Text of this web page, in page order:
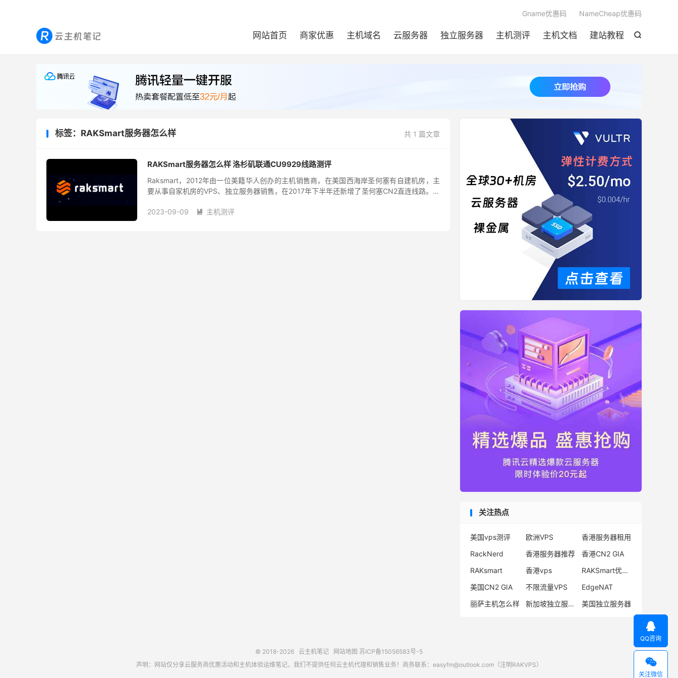

网站首页 商家优惠 主机域名 云服务器 独立服务器 主机测评 主机文档 建站教程
Gname优惠码 NameCheap优惠码
共 1 篇文章
标签：RAKSmart服务器怎么样
RAKSmart服务器怎么样 洛杉矶联通CU9929线路测评
Raksmart，2012年由一位美籍华人创办的主机销售商，在美国西海岸圣何塞有自建机房，主
要从事自家机房的VPS、独立服务器销售，在2017年下半年还新增了圣何塞CN2直连线路。目
2023-09-09
 主机测评
关注热点
美国vps测评 欧洲VPS
香港服务器租用
RackNerd
香港服务器推荐
香港CN2 GIA
RAKsmart
香港vps
RAKSmart优惠码
美国CN2 GIA
不限流量VPS
EdgeNAT
丽萨主机怎么样
新加坡独立服务器 美国独立服务器
© 2018-2026 云主机笔记 网站地图 苏ICP备15056583号-5
声明：网站仅分享云服务商优惠活动和主机体验运维笔记，我们不提供任何云主机代理和销售业务！商务联系：easyfm@outlook.com（注明RAKVPS）

QQ咨询

关注微信